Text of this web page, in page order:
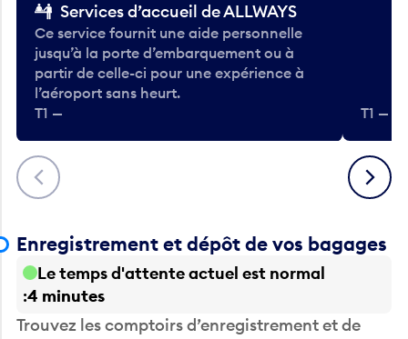
Précédent
Services d’accueil de ALLWAYS
Ce service fournit une aide personnelle
jusqu’à la porte d’embarquement ou à
partir de celle-ci pour une expérience à
l’aéroport sans heurt.
T1 —
T1 —
Suivant
Enregistrement et dépôt de vos bagages
Le temps d'attente actuel est normal
4 minutes
Trouvez les comptoirs d’enregistrement et de